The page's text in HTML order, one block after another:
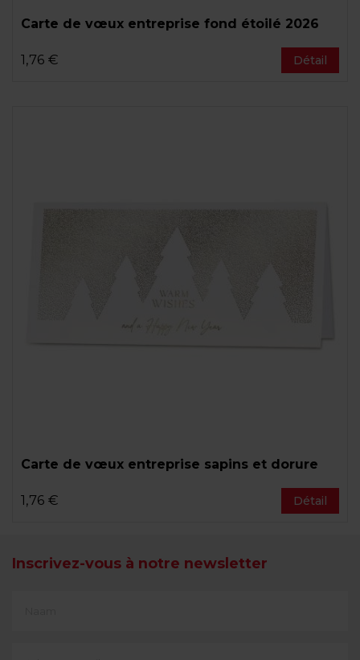
Carte de vœux entreprise fond étoilé 2026
1,76 € Détail
Carte de vœux entreprise sapins et dorure
1,76 € Détail
Inscrivez-vous à notre newsletter